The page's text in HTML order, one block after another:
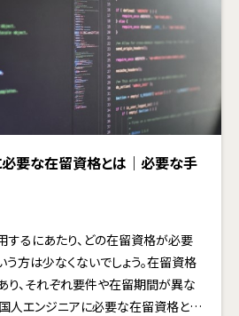
要な在留資格とは｜必要な手
するにあたり、どの在留資格が必要
方は少なくないでしょう。在留資格
り、それぞれ要件や在留期間が異な
国人エンジニアに必要な在留資格と…